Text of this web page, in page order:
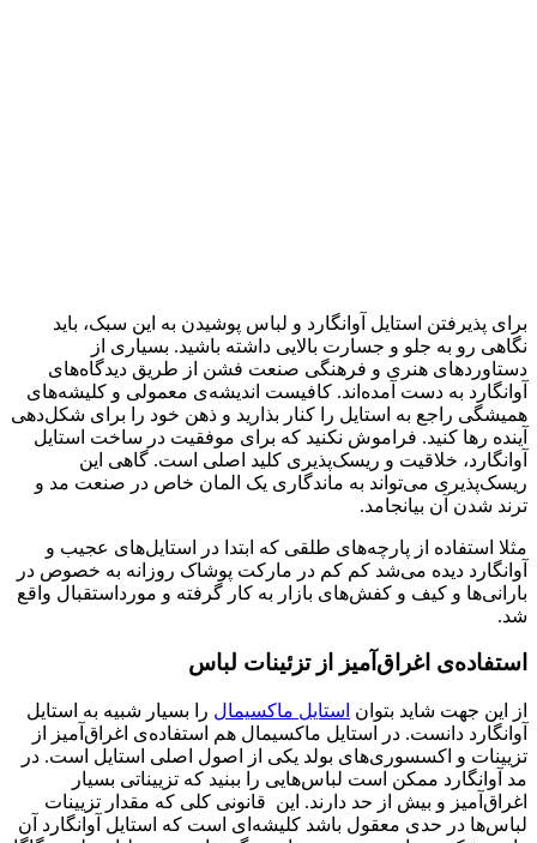
برای پذیرفتن استایل آوانگارد و لباس پوشیدن به این سبک، باید
نگاهی رو به جلو و جسارت بالایی داشته باشید. بسیاری از
دستاوردهای هنری و فرهنگی صنعت فشن از طریق دیدگاه‌های
آوانگارد به دست آمده‌اند. کافیست اندیشه‌ی معمولی و کلیشه‌های
همیشگی راجع به استایل را کنار بذارید و ذهن خود را برای شکل‌دهی
آینده رها کنید. فراموش نکنید که برای موفقیت در ساخت استایل
آوانگارد، خلاقیت و ریسک‌پذیری کلید اصلی است. گاهی این
ریسک‌پذیری می‌تواند به ماندگاری یک المان خاص در صنعت مد و
ترند شدن آن بیانجامد.
مثلا استفاده از پارچه‌های طلقی که ابتدا در استایل‌های عجیب و
آوانگارد دیده می‌شد کم کم در مارکت پوشاک روزانه به خصوص در
بارانی‌ها و کیف و کفش‌های بازار به کار گرفته و مورداستقبال واقع
شد.
استفاده‌ی اغراق‌آمیز از تزئینات لباس
از این جهت شاید بتوان استایل ماکسیمال را بسیار شبیه به استایل
آوانگارد دانست. در استایل ماکسیمال هم استفاده‌ی اغراق‌آمیز از
تزیینات و اکسسوری‌های بولد یکی از اصول اصلی استایل است. در
مد آوانگارد ممکن است لباس‌هایی را ببنید که تزییناتی بسیار
اغراق‌آمیز و بیش از حد دارند. این قانونی کلی که مقدار تزیینات
لباس‌ها در حدی معقول باشد کلیشه‌ای است که استایل آوانگارد آن